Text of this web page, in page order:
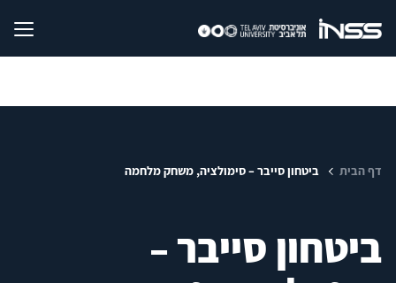
דף הבית ביטחון סייבר – סימולציה, משחק מלחמה
ביטחון סייבר –